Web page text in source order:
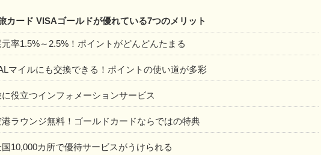
カード VISAゴールドが優れている7つのメリット
率1.5%～2.5%！ポイントがどんどんたまる
マイルにも交換できる！ポイントの使い道が多彩
役立つインフォメーションサービス
ラウンジ無料！ゴールドカードならではの特典
10,000カ所で優待サービスがうけられる